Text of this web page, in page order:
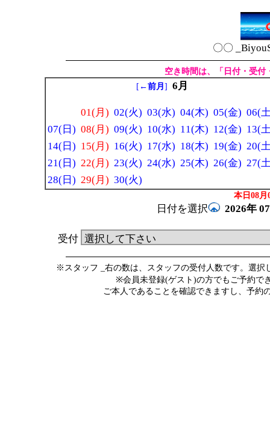
〇〇
空き時間は、「日付・受
[ ←前月 ] 6月
01(月) 02(火) 03(水) 04(木) 05(金) 06(
07(日) 08(月) 09(火) 10(水) 11(木) 12(金) 13(
14(日) 15(月) 16(火) 17(水) 18(木) 19(金) 20(
21(日) 22(月) 23(火) 24(水) 25(木) 26(金) 27(
28(日) 29(月) 30(火)
本日08月
日付を選択 2026年
受付
※スタッフ _右の数は、スタッフの受付人数です。選
※会員未登録(ゲスト)の方でもご予約で
ご本人であることを確認できますし、予約